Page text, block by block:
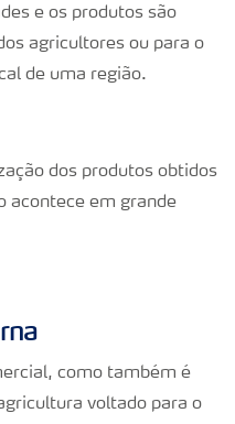
e os produtos são
agricultores ou para o
de uma região.
dos produtos obtidos
acontece em grande
como também é
voltado para o